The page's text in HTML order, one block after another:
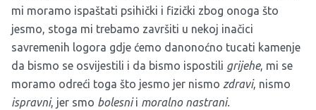
mi moramo ispaštati psihički i fizički zbog onoga što
jesmo, stoga mi trebamo završiti u nekoj inačici
savremenih logora gdje ćemo danonoćno tucati kamenje
da bismo se osvijestili i da bismo ispostili grijehe, mi se
moramo odreći toga što jesmo jer nismo zdravi, nismo
ispravni, jer smo bolesnii moralno nastrani.